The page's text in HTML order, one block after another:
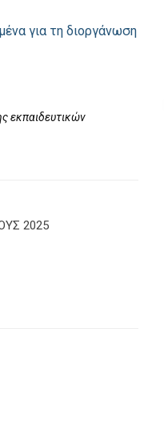
για τη διοργάνωση
εκπαιδευτικών
2025